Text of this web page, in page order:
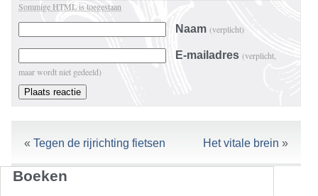
Sommige HTML is toegestaan
Naam (verplicht)
E-mailadres (verplicht,
maar wordt niet gedeeld)
« Tegen de rijrichting fietsen Het vitale brein »
Boeken